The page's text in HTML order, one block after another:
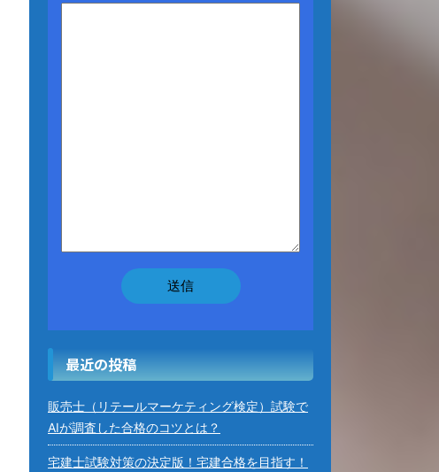
最近の投稿
販売士（リテールマーケティング検定）試験で
AIが調査した合格のコツとは？
宅建士試験対策の決定版！宅建合格を目指す！